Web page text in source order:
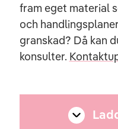
fram eget material
och
granskad? Då kan
konsulter.